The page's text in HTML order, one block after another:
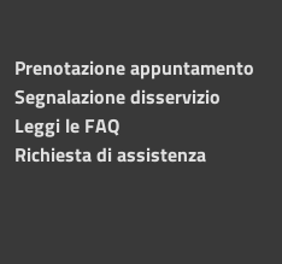
Prenotazione appuntamento
Segnalazione disservizio
Leggi le FAQ
Richiesta di assistenza